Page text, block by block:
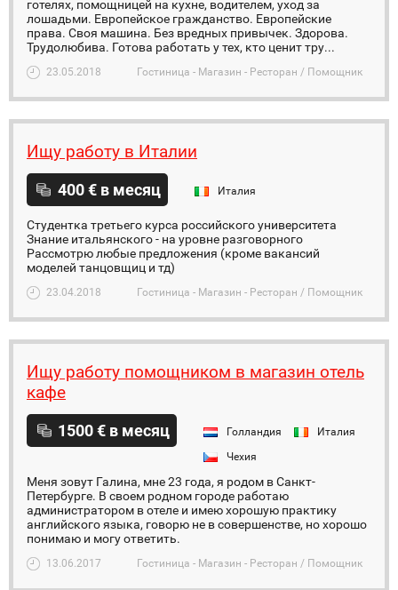
готелях, помощницей на кухне, водителем, уход за
лошадьми. Европейское гражданство. Европейские
права. Своя машина. Без вредных привычек. Здорова.
Трудолюбива. Готова работать у тех, кто ценит тру...
23.05.2018 Гостиница - Магазин - Ресторан / Помощник
Ищу работу в Италии
400 € в месяц Италия
Студентка третьего курса российского университета
Знание итальянского - на уровне разговорного
Рассмотрю любые предложения (кроме вакансий
моделей танцовщиц и тд)
23.04.2018 Гостиница - Магазин - Ресторан / Помощник
Ищу работу помощником в магазин отель
кафе
1500 € в месяц Голландия
Италия
Чехия
Меня зовут Галина, мне 23 года, я родом в Санкт-
Петербурге. В своем родном городе работаю
администратором в отеле и имею хорошую практику
английского языка, говорю не в совершенстве, но хорошо
понимаю и могу ответить.
13.06.2017 Гостиница - Магазин - Ресторан / Помощник